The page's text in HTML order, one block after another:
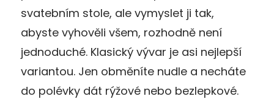
svatebním stole, ale vymyslet ji tak,
abyste vyhověli všem, rozhodně není
jednoduché. Klasický vývar je asi nejlepší
variantou. Jen obměníte nudle a necháte
do polévky dát rýžové nebo bezlepkové.